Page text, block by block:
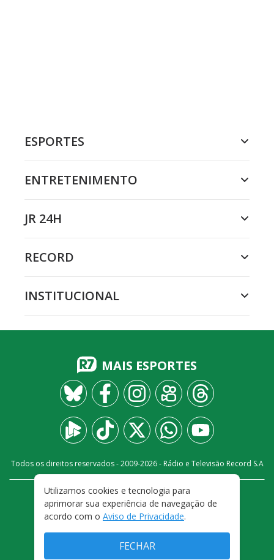
ESPORTES
ENTRETENIMENTO
JR 24H
RECORD
INSTITUCIONAL
MAIS ESPORTES
Todos os direitos reservados - 2009-2026- Rádio e Televisão Record S.A
FALE CONOSCO
PRIVACIDADE
TERMOS E CONDIÇÕES DE USO
Utilizamos cookies e tecnologia para
aprimorar sua experiência de navegação de
acordo com o Aviso de Privacidade.
FECHAR